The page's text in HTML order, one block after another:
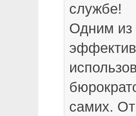
службе!
Одним из
самих.